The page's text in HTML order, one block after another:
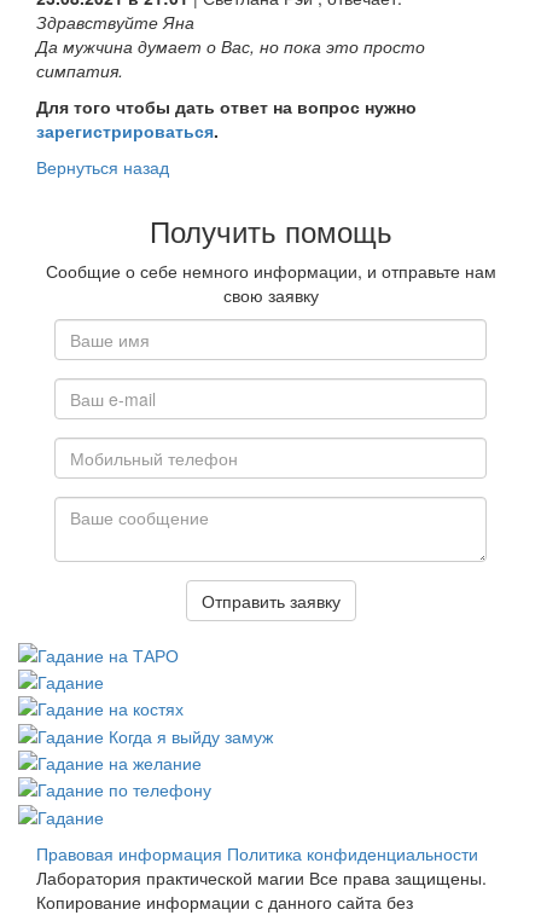
Здравствуйте Яна
Да мужчина думает о Вас, но пока это просто
симпатия.
Для того чтобы дать ответ на вопрос нужно
зарегистрироваться.
Вернуться назад
Получить помощь
Сообщие о себе немного информации, и отправьте нам
свою заявку
Отправить заявку
Правовая информация Политика конфиденциальности
Лаборатория практической магии Все права защищены.
Копирование информации с данного сайта без